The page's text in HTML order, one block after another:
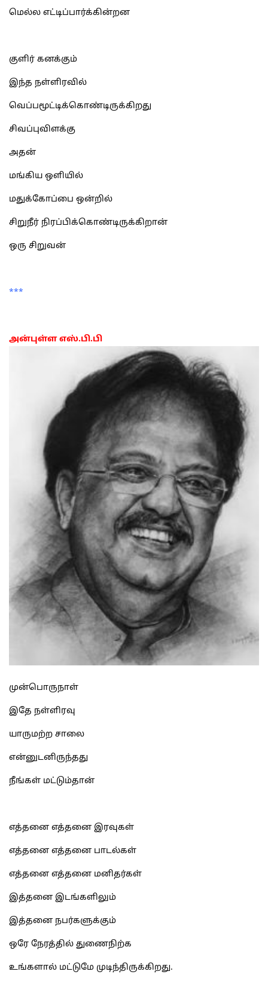
மெல்ல எட்டிப்பார்க்கின்றன
குளிர் கனக்கும்
இந்த நள்ளிரவில்
வெப்பமூட்டிக்கொண்டிருக்கிறது
சிவப்புவிளக்கு
அதன்
மங்கிய ஒளியில்
மதுக்கோப்பை ஒன்றில்
சிறுநீர் நிரப்பிக்கொண்டிருக்கிறான்
ஒரு சிறுவன்
***
அன்புள்ள எஸ்.பி.பி
முன்பொருநாள்
இதே நள்ளிரவு
யாருமற்ற சாலை
என்னுடனிருந்தது
நீங்கள் மட்டும்தான்
எத்தனை எத்தனை இரவுகள்
எத்தனை எத்தனை பாடல்கள்
எத்தனை எத்தனை மனிதர்கள்
இத்தனை இடங்களிலும்
இத்தனை நபர்களுக்கும்
ஒரே நேரத்தில் துணைநிற்க
உங்களால் மட்டுமே முடிந்திருக்கிறது.